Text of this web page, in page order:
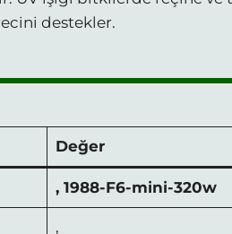
destekler.
Değer
, 1988-F6-mini-320w
,